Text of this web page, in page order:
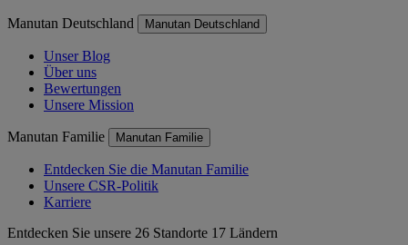
Manutan Deutschland Manutan Deutschland
Unser Blog
Über uns
Bewertungen
Unsere Mission
Manutan Familie Manutan Familie
Entdecken Sie die Manutan Familie
Unsere CSR-Politik
Karriere
Entdecken Sie unsere 26 Standorte 17 Ländern